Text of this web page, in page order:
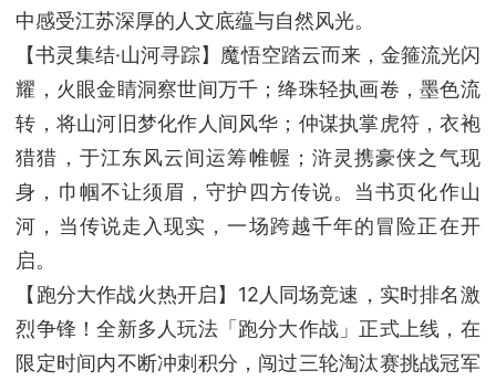
中感受江苏深厚的人文底蕴与自然风光。
【书灵集结·山河寻踪】魔悟空踏云而来，金箍流光闪
耀，火眼金睛洞察世间万千；绛珠轻执画卷，墨色流
转，将山河旧梦化作人间风华；仲谋执掌虎符，衣袍
猎猎，于江东风云间运筹帷幄；浒灵携豪侠之气现
身，巾帼不让须眉，守护四方传说。当书页化作山
河，当传说走入现实，一场跨越千年的冒险正在开
启。
【跑分大作战火热开启】12人同场竞速，实时排名激
烈争锋！全新多人玩法「跑分大作战」正式上线，在
限定时间内不断冲刺积分，闯过三轮淘汰赛挑战冠军